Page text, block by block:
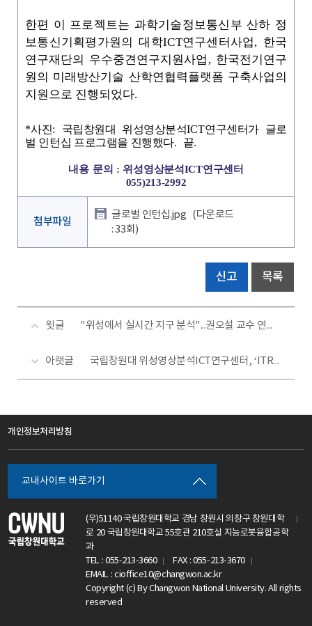
한편 이 프로젝트는 과학기술정보통신부 산하 정
보통신기획평가원의 대학ICT연구센터사업, 한국
연구재단의 우수중견연구지원사업 , 한국전기연구
원의 미래방산기술 산학연협력플랫폼 구축사업의
지원으로 진행되었다.
*사진: 국립창원대 위성영상분석ICT연구센터가 글로
벌 인턴십 프로그램을 진행했다. 끝.
내용 문의 : 위성영상분석ICT연구센터
055)213-2992
첨부파일
글로벌 인턴십.jpg (다운로드
: 33회)
신고 목록
윗글 "위성에서 실시간 지구 분석"...권오설 교수 연구팀, 국제저명학술지 논문 게재!
아랫글 국립창원대 위성영상분석ICT연구센터, ‘ITRC 인재양성대전 2025’ 참가
개인정보처리방침
교내사이트 바로가기
(우)51140 국립창원대학교 경남 창원시 의창구 창원대학
로 20 국립창원대학교 55호관 210호실 지능로봇융합공학
과
TEL : 055-213-3660
FAX : 055-213-3670
EMAIL : cioffice10@changwon.ac.kr
Copyright (c) By Changwon National University. All rights
reserved